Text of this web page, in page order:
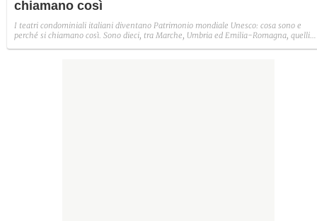
chiamano così
I teatri condominiali italiani diventano Patrimonio mondiale Unesco: cosa sono e
perché si chiamano così. Sono dieci, tra Marche, Umbria ed Emilia-Romagna, quelli